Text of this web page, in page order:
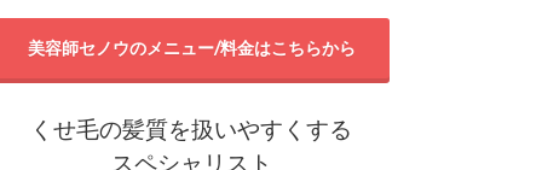
美容師セノウのメニュー/料金はこちらから
くせ毛の髪質を扱いやすくする
スペシャリスト